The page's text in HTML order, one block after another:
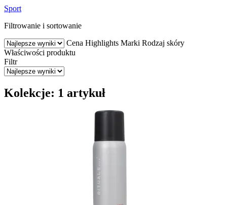
Sport
Filtrowanie i sortowanie
Cena Highlights Marki Rodzaj skóry
Właściwości produktu
Filtr
Kolekcje: 1 artykuł